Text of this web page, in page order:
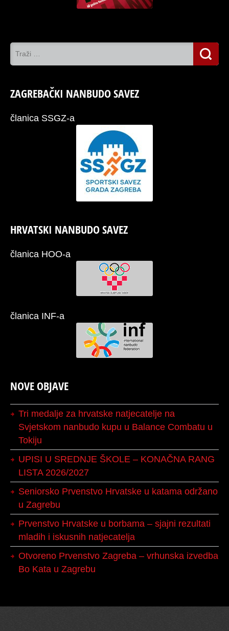
ZAGREBAČKI NANBUDO SAVEZ
članica SSGZ-a
HRVATSKI NANBUDO SAVEZ
članica HOO-a
članica INF-a
NOVE OBJAVE
Tri medalje za hrvatske natjecatelje na
Svjetskom nanbudo kupu u Balance Combatu u
Tokiju
UPISI U SREDNJE ŠKOLE – KONAČNA RANG
LISTA 2026/2027
Seniorsko Prvenstvo Hrvatske u katama održano
u Zagrebu
Prvenstvo Hrvatske u borbama – sjajni rezultati
mladih i iskusnih natjecatelja
Otvoreno Prvenstvo Zagreba – vrhunska izvedba
Bo Kata u Zagrebu